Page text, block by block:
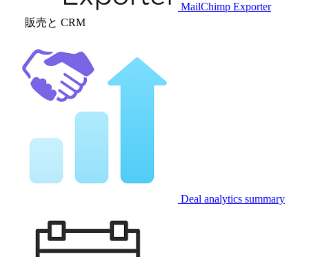
MailChimp Exporter
販売と CRM
Deal analytics summary